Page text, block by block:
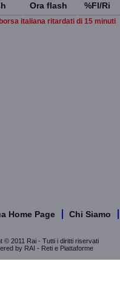
Ora flash %Fl/Ri
italiana ritardati di 15 minuti
Home Page Chi Siamo
© 2011 Rai - Tutti i diritti riservati
by RAI - Reti e Piattaforme